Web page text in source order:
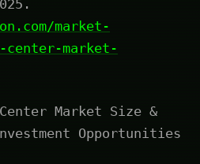
market-
center-market-
Market Size &
Opportunities